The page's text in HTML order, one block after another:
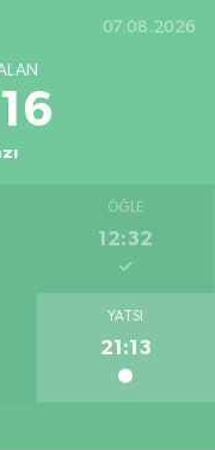
07.08.2026
ÖĞLE
12:32
YATSI
21:13